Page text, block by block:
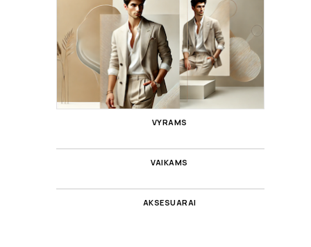
VYRAMS
VAIKAMS
AKSESUARAI